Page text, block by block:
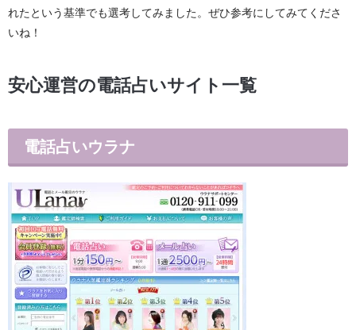
れたという基準でも選考してみました。ぜひ参考にしてみてくださ
いね！
安心運営の電話占いサイト一覧
電話占いウラナ